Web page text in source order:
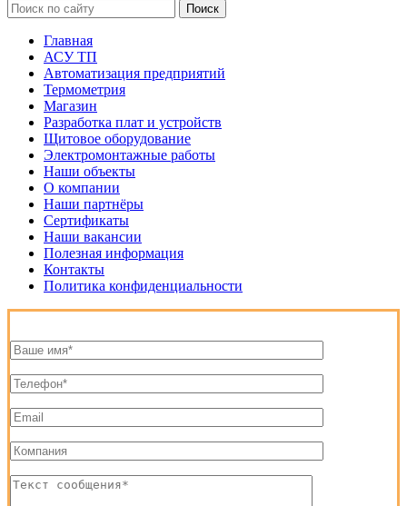
Поиск
Главная
АСУ ТП
Автоматизация предприятий
Термометрия
Магазин
Разработка плат и устройств
Щитовое оборудование
Электромонтажные работы
Наши объекты
О компании
Наши партнёры
Сертификаты
Наши вакансии
Полезная информация
Контакты
Политика конфиденциальности